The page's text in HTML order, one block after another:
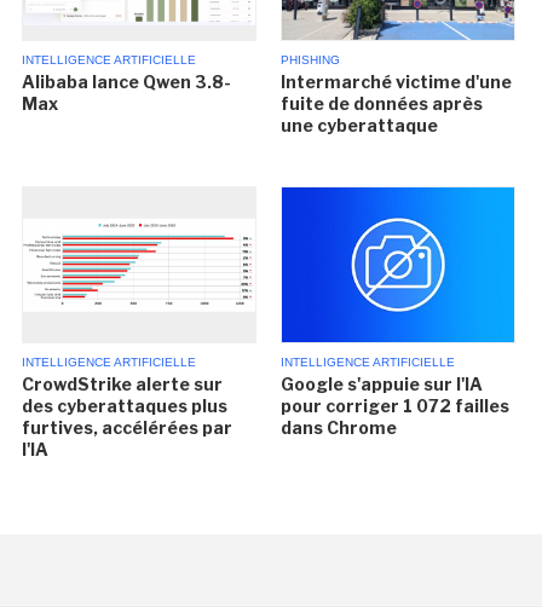
INTELLIGENCE ARTIFICIELLE
Alibaba lance Qwen 3.8-
Max
PHISHING
Intermarché victime d'une
fuite de données après
une cyberattaque
INTELLIGENCE ARTIFICIELLE
CrowdStrike alerte sur
des cyberattaques plus
furtives, accélérées par
l'IA
INTELLIGENCE ARTIFICIELLE
Google s'appuie sur l'IA
pour corriger 1 072 failles
dans Chrome